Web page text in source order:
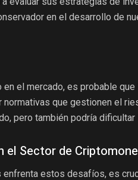
en el desarrollo de
el mercado, es probable
que gestionen el
pero también podría dificultar
el Sector de
estos desafíos, es